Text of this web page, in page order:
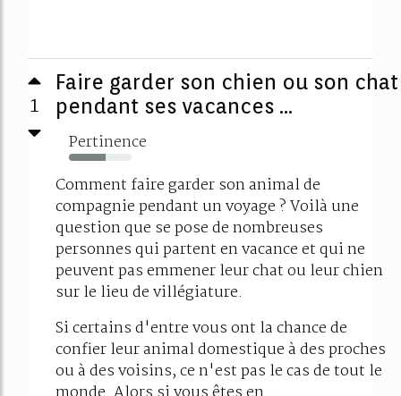
1
Faire garder son chien ou son chat
pendant ses vacances ...
Pertinence
59%
Comment faire garder son animal de
compagnie pendant un voyage ? Voilà une
question que se pose de nombreuses
personnes qui partent en vacance et qui ne
peuvent pas emmener leur chat ou leur chien
sur le lieu de villégiature.
Si certains d'entre vous ont la chance de
confier leur animal domestique à des proches
ou à des voisins, ce n'est pas le cas de tout le